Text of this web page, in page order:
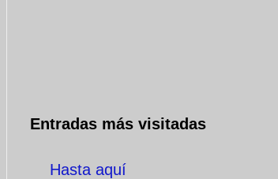
Entradas más visitadas
Hasta aquí